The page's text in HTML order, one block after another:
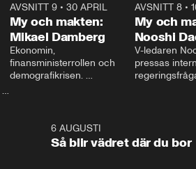
AVSNITT 9• 30 APRIL
My och makten:
Mikael Damberg
Ekonomin,
finansministerrollen och
demografikrisen.
och Makten.
AVSNITT 8•
My och
Nooshi
V-ledaren
pressas
– Vi ställer
vara med så
1:066 AUGUSTI
Så blir vädret där du bor